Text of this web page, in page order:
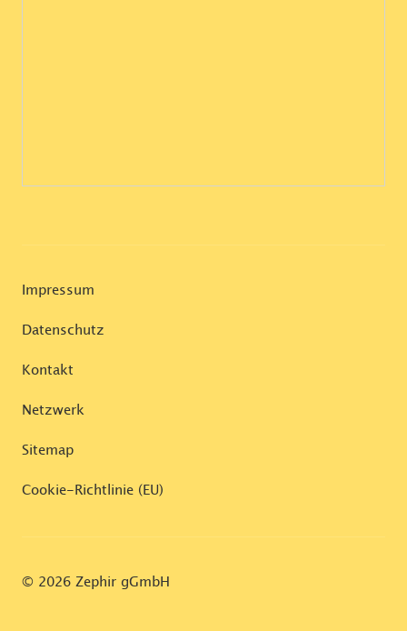
Impressum
Datenschutz
Kontakt
Netzwerk
Sitemap
Cookie-Richtlinie (EU)
© 2026 Zephir gGmbH